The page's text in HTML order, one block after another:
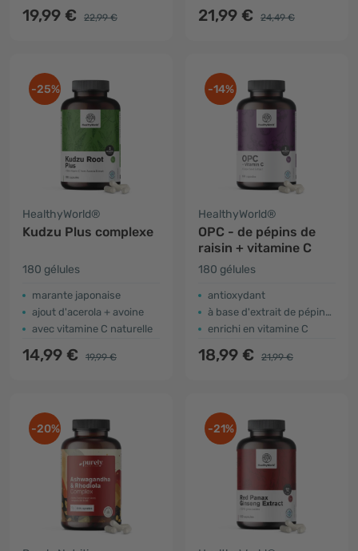
19,99 € 22,99 € 21,99 € 24,49 €
-25%
HealthyWorld®
Kudzu Plus complexe
180 gélules
marante japonaise
ajout d'acerola + avoine
avec vitamine C naturelle
14,99 € 19,99 €
-14%
HealthyWorld®
OPC - de pépins de
raisin + vitamine C
180 gélules
antioxydant
à base d'extrait de pépins de raisin
enrichi en vitamine C
18,99 € 21,99 €
-20% -21%